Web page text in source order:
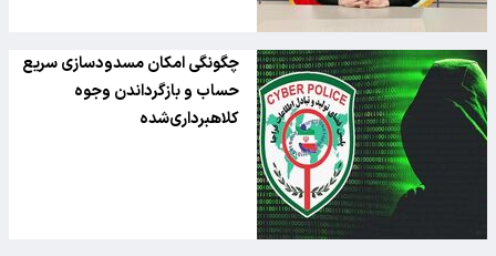
چگونگی امکان مسدودسازی سریع
حساب‌ و بازگرداندن وجوه
کلاهبرداری‌شده